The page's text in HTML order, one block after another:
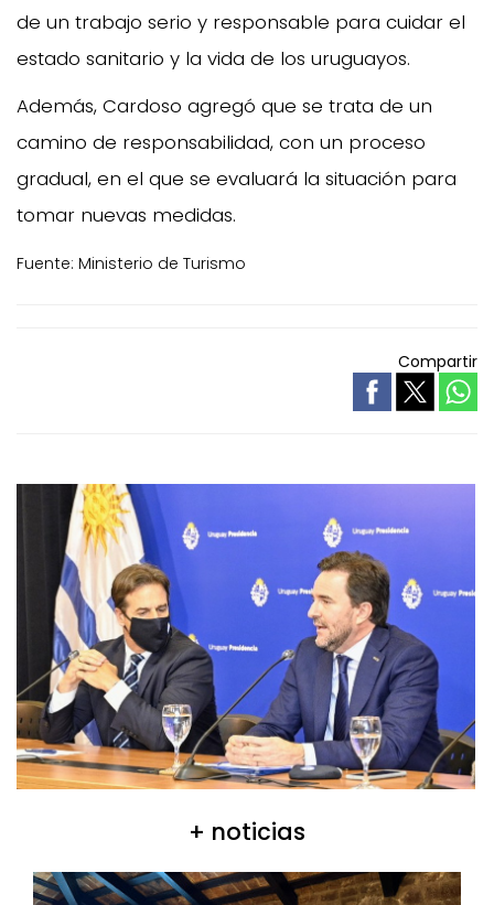
de un trabajo serio y responsable para cuidar el
estado sanitario y la vida de los uruguayos.
Además, Cardoso agregó que se trata de un
camino de responsabilidad, con un proceso
gradual, en el que se evaluará la situación para
tomar nuevas medidas.
Fuente: Ministerio de Turismo
Compartir
+ noticias